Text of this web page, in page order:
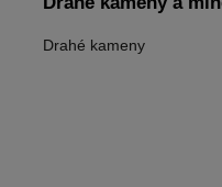
Drahé kameny